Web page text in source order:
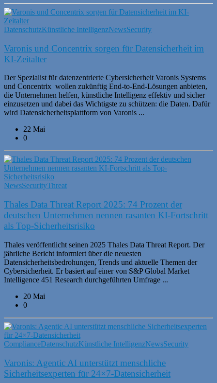
DatenschutzKünstliche IntelligenzNewsSecurity
Varonis und Concentrix sorgen für Datensicherheit im
KI-Zeitalter
Der Spezialist für datenzentrierte Cybersicherheit Varonis Systems
und Concentrix wollen zukünftig End-to-End-Lösungen anbieten,
die Unternehmen helfen, künstliche Intelligenz effektiv und sicher
einzusetzen und dabei das Wichtigste zu schützen: die Daten. Dafür
wird Datensicherheitsplattform von Varonis ...
22 Mai
0
NewsSecurityThreat
Thales Data Threat Report 2025: 74 Prozent der
deutschen Unternehmen nennen rasanten KI-Fortschritt
als Top-Sicherheitsrisiko
Thales veröffentlicht seinen 2025 Thales Data Threat Report. Der
jährliche Bericht informiert über die neuesten
Datensicherheitsbedrohungen, Trends und aktuelle Themen der
Cybersicherheit. Er basiert auf einer von S&P Global Market
Intelligence 451 Research durchgeführten Umfrage ...
20 Mai
0
ComplianceDatenschutzKünstliche IntelligenzNewsSecurity
Varonis: Agentic AI unterstützt menschliche
Sicherheitsexperten für 24×7-Datensicherheit